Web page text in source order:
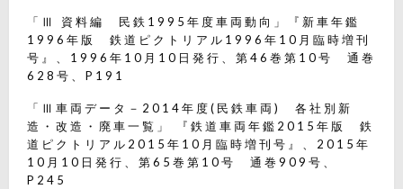
「Ⅲ 資料編 民鉄1995年度車両動向」『新車年鑑
1996年版 鉄道ピクトリアル1996年10月臨時増刊
号』、1996年10月10日発行、第46巻第10号 通巻
628号、P191
「Ⅲ車両データ－2014年度(民鉄車両) 各社別新
造・改造・廃車一覧」 『鉄道車両年鑑2015年版 鉄
道ピクトリアル2015年10月臨時増刊号』、2015年
10月10日発行、第65巻第10号 通巻909号、
P245